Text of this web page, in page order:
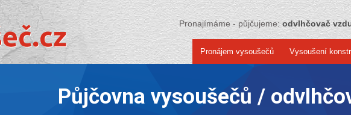
Pronajímáme - půjčujeme:odvlhčovač
Pronájem vysoušečů Vysoušení
Půjčovna vysoušečů /